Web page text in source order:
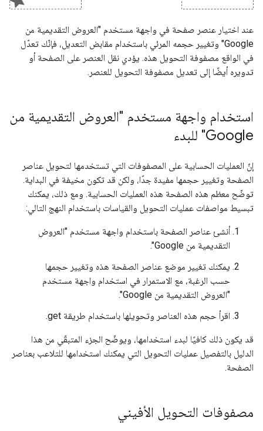
عند اختيار عنصر صفحة في واجهة مستخدم "العروض التقديمية من
Google" وتغيير حجمه المرئي باستخدام مقابض التعديل، فإنّك تعدّل
في الواقع مصفوفة التحويل هذه. يؤدي نقل العنصر على الصفحة أو
تدويره أيضًا إلى تعديل مصفوفة التحويل للعنصر.
استخدام واجهة مستخدم "العروض التقديمية من
Google" للبدء
إنّ العمليات الحسابية على المصفوفات التي تستخدمها لتحويل عناصر
الصفحة وتغيير حجمها مفيدة جدًا، ولكن قد تكون مخيفة في البداية.
توضّح معظم هذه الصفحة هذه العمليات الحسابية. ومع ذلك، يمكنك
تبسيط مواصفات عمليات التحويل والقياسات باستخدام النهج التالي:
أنشئ عناصر الصفحة باستخدام واجهة مستخدم "العروض
التقديمية من Google".
يمكنك تغيير موضع عناصر الصفحة هذه وتغيير حجمها
حسب الرغبة، مع الاستمرار في استخدام واجهة مستخدم
"العروض التقديمية من Google".
اقرأ حجم هذه العناصر وتحويلها باستخدام طريقة get.
قد يكون ذلك كافيًا لبدء استخدامها، ويوضّح الجزء المتبقّي من هذا
الدليل بالتفصيل عمليات التحويل التي يمكنك استخدامها للتلاعب بعناصر
الصفحة.
مصفوفات التحويل الأفيني